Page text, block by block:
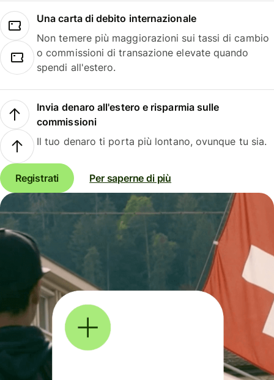
Una carta di debito internazionale
Non temere più maggiorazioni sui tassi di cambio
o commissioni di transazione elevate quando
spendi all'estero.
Invia denaro all'estero e risparmia sulle
commissioni
Il tuo denaro ti porta più lontano, ovunque tu sia.
Registrati Per saperne di più